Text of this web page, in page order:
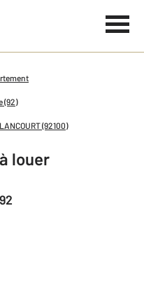
(92)
(92100)
louer